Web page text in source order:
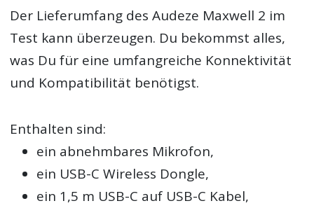
Der Lieferumfang des Audeze Maxwell 2 im
Test kann überzeugen. Du bekommst alles,
was Du für eine umfangreiche Konnektivität
und Kompatibilität benötigst.
Enthalten sind:
ein abnehmbares Mikrofon,
ein USB-C Wireless Dongle,
ein 1,5 m USB-C auf USB-C Kabel,